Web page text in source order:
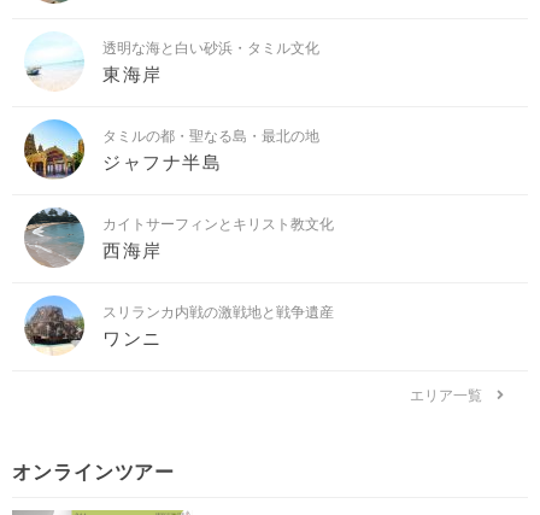
透明な海と白い砂浜・タミル文化
東海岸
タミルの都・聖なる島・最北の地
ジャフナ半島
カイトサーフィンとキリスト教文化
西海岸
スリランカ内戦の激戦地と戦争遺産
ワンニ
エリア一覧
オンラインツアー